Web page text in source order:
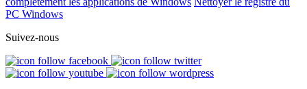
PC Windows
Suivez-nous